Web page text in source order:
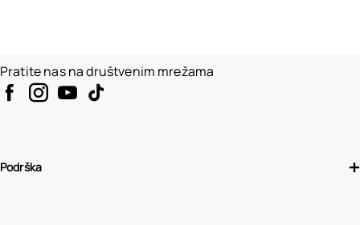
Podrška
Pratite nas na društvenim mrežama